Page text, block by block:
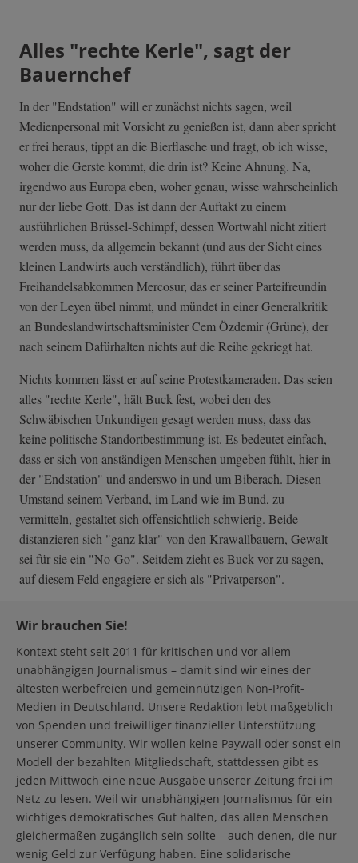
Alles "rechte Kerle", sagt der
Bauernchef
In der "Endstation" will er zunächst nichts sagen, weil
Medienpersonal mit Vorsicht zu genießen ist, dann aber spricht
er frei heraus, tippt an die Bierflasche und fragt, ob ich wisse,
woher die Gerste kommt, die drin ist? Keine Ahnung. Na,
irgendwo aus Europa eben, woher genau, wisse wahrscheinlich
nur der liebe Gott. Das ist dann der Auftakt zu einem
ausführlichen Brüssel-Schimpf, dessen Wortwahl nicht zitiert
werden muss, da allgemein bekannt (und aus der Sicht eines
kleinen Landwirts auch verständlich), führt über das
Freihandelsabkommen Mercosur, das er seiner Parteifreundin
von der Leyen übel nimmt, und mündet in einer Generalkritik
an Bundeslandwirtschaftsminister Cem Özdemir (Grüne), der
nach seinem Dafürhalten nichts auf die Reihe gekriegt hat.
Nichts kommen lässt er auf seine Protestkameraden. Das seien
alles "rechte Kerle", hält Buck fest, wobei den des
Schwäbischen Unkundigen gesagt werden muss, dass das
keine politische Standortbestimmung ist. Es bedeutet einfach,
dass er sich von anständigen Menschen umgeben fühlt, hier in
der "Endstation" und anderswo in und um Biberach. Diesen
Umstand seinem Verband, im Land wie im Bund, zu
vermitteln, gestaltet sich offensichtlich schwierig. Beide
distanzieren sich "ganz klar" von den Krawallbauern, Gewalt
sei für sieein "No-Go". Seitdem zieht es Buck vor zu sagen,
auf diesem Feld engagiere er sich als "Privatperson".
Wir brauchen Sie!
Kontext steht seit 2011 für kritischen und vor allem
unabhängigen Journalismus – damit sind wir eines der
ältesten werbefreien und gemeinnützigen Non-Profit-
Medien in Deutschland. Unsere Redaktion lebt maßgeblich
von Spenden und freiwilliger finanzieller Unterstützung
unserer Community. Wir wollen keine Paywall oder sonst ein
Modell der bezahlten Mitgliedschaft, stattdessen gibt es
jeden Mittwoch eine neue Ausgabe unserer Zeitung frei im
Netz zu lesen. Weil wir unabhängigen Journalismus für ein
wichtiges demokratisches Gut halten, das allen Menschen
gleichermaßen zugänglich sein sollte – auch denen, die nur
wenig Geld zur Verfügung haben. Eine solidarische